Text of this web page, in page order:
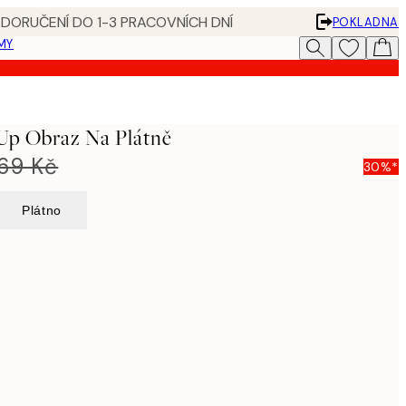
DO 1-3 PRACOVNÍCH DNÍ
POKLADNA
Obraz Na Plátně
Kč 30%*
Plátno